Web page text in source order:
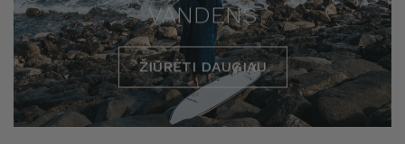
VANDENS
ŽIŪRĖTI DAUGIAU